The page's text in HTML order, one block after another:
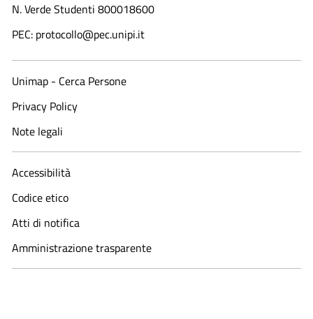
N. Verde Studenti 800018600​
PEC: protocollo@pec.unipi.it
Unimap - Cerca Persone
Privacy Policy
Note legali
Accessibilità
Codice etico
Atti di notifica
Amministrazione trasparente